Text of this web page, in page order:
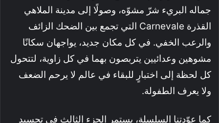
جماله البريء شرّ مشوّه، وصولًا إلى مدينة الملاهي
القذرة Carnevale التي تجمع بين الضحك الزائف
والرعب الخفي. في كل مكان جديد، يواجهان سكانًا
مشوهين وعدائيين يتربصون بهما في كل زاوية، لتتحول
كل لحظة إلى اختبارٍ للبقاء في عالم لا يرحم الضعف
ولا يعرف الطفولة.
كما عوّدتنا السلسلة، يستمر الجزء الثالث في تجسيد